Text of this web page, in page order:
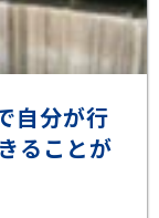
自分が行
ることが